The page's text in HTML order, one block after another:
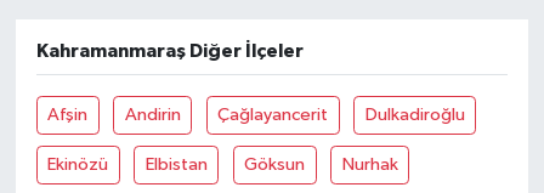
Kahramanmaraş Diğer İlçeler
Afşin Andirin Çağlayancerit Dulkadiroğlu
Ekinözü Elbistan Göksun Nurhak